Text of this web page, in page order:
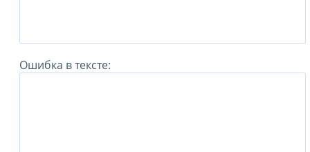
Ошибка в тексте: